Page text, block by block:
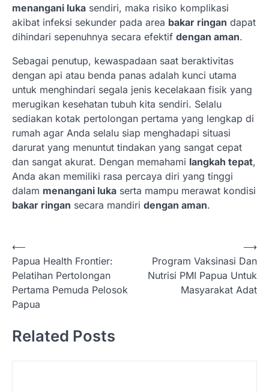
menangani luka sendiri, maka risiko komplikasi
akibat infeksi sekunder pada area bakar ringan dapat
dihindari sepenuhnya secara efektif dengan aman.
Sebagai penutup, kewaspadaan saat beraktivitas
dengan api atau benda panas adalah kunci utama
untuk menghindari segala jenis kecelakaan fisik yang
merugikan kesehatan tubuh kita sendiri. Selalu
sediakan kotak pertolongan pertama yang lengkap di
rumah agar Anda selalu siap menghadapi situasi
darurat yang menuntut tindakan yang sangat cepat
dan sangat akurat. Dengan memahami langkah tepat,
Anda akan memiliki rasa percaya diri yang tinggi
dalam menangani luka serta mampu merawat kondisi
bakar ringan secara mandiri dengan aman.
N
a
v
i
a
⟵
Papua Health Frontier:
Pelatihan Pertolongan
Pertama Pemuda Pelosok
Papua
Program Vaksinasi Dan
Nutrisi PMI Papua Untuk
Masyarakat Adat
⟶
Related Posts